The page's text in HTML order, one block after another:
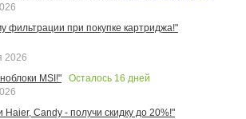
фильтрации при покупке картриджа!"
2026
MSI!"
Осталось 16 дней
Haier, Candy - получи скидку до 20%!"